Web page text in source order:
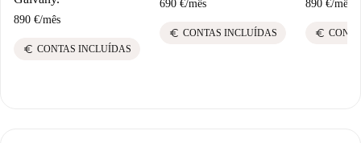
890 €/mês
euro CONTAS INCLUÍDAS
690 €/mês
euro CONTAS INCLUÍDAS
890 €/mês
euro